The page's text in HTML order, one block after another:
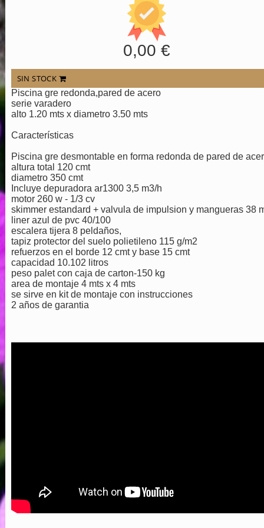
0,00 €
SIN STOCK
Piscina gre redonda,pared de acero
serie varadero
alto 1.20 mts x diametro 3.50 mts
Características
Piscina gre desmontable en forma redonda de pared de
altura total 120 cmt
diametro 350 cmt
Incluye depuradora ar1300 3,5 m3/h
motor 260 w - 1/3 cv
skimmer estandard + valvula de impulsion y mangueras 38
liner azul de pvc 40/100
escalera tijera 8 peldaños,
tapiz protector del suelo polietileno 115 g/m2
refuerzos en el borde 12 cmt y base 15 cmt
capacidad 10.102 litros
peso palet con caja de carton-150 kg
area de montaje 4 mts x 4 mts
se sirve en kit de montaje con instrucciones
2 años de garantia